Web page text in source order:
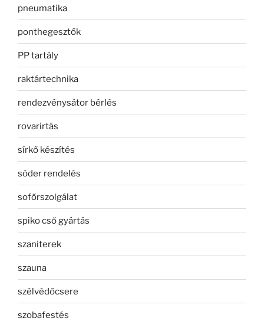
pneumatika
ponthegesztők
PP tartály
raktártechnika
rendezvénysátor bérlés
rovarirtás
sírkő készítés
sóder rendelés
sofőrszolgálat
spiko cső gyártás
szaniterek
szauna
szélvédőcsere
szobafestés